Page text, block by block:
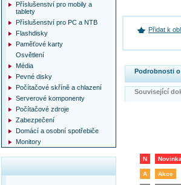
Přidat k
Podrobnosti
Související
N
A Akce
Příslušenství pro mobily a
tablety
Příslušenství pro PC a NTB
Flashdisky
Paměťové karty
Osvětlení
Média
Pevné disky
Počítačové skříně a chlazení
Serverové komponenty
Počítačové zdroje
Zabezpečení
Domácí a osobní spotřebiče
Monitory